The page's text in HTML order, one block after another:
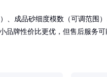
、成品砂细度模数（可调范围
牌性价比更优，但售后服务可